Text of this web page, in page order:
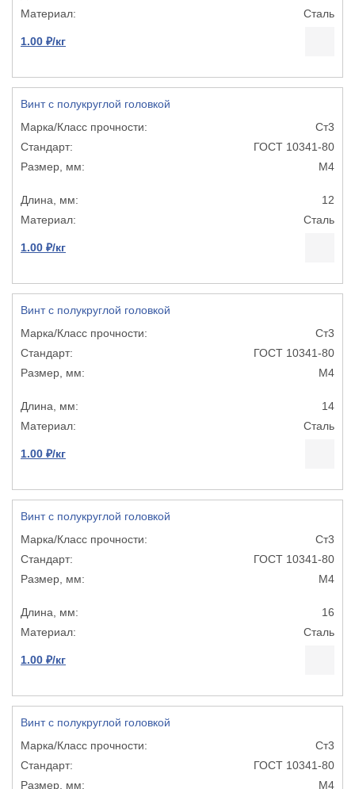
Сталь
1.00 ₽/кг
Винт с полукруглой головкой
Ст3
ГОСТ 10341-80
М4
12
Сталь
1.00 ₽/кг
Винт с полукруглой головкой
Ст3
ГОСТ 10341-80
М4
14
Сталь
1.00 ₽/кг
Винт с полукруглой головкой
Ст3
ГОСТ 10341-80
М4
16
Сталь
1.00 ₽/кг
Винт с полукруглой головкой
Ст3
ГОСТ 10341-80
М4